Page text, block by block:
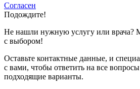
Согласен
Подождите!
Не нашли нужную услугу или врача?
с выбором!
Оставьте контактные данные, и
с вами, чтобы ответить на все
подходящие варианты.